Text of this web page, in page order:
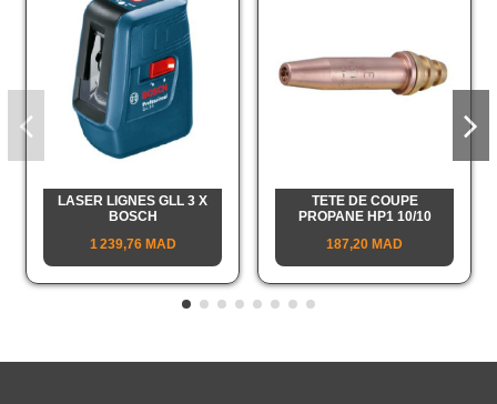
LASER LIGNES GLL 3 X
BOSCH
1 239,76 MAD
TETE DE COUPE
PROPANE HP1 10/10
187,20 MAD